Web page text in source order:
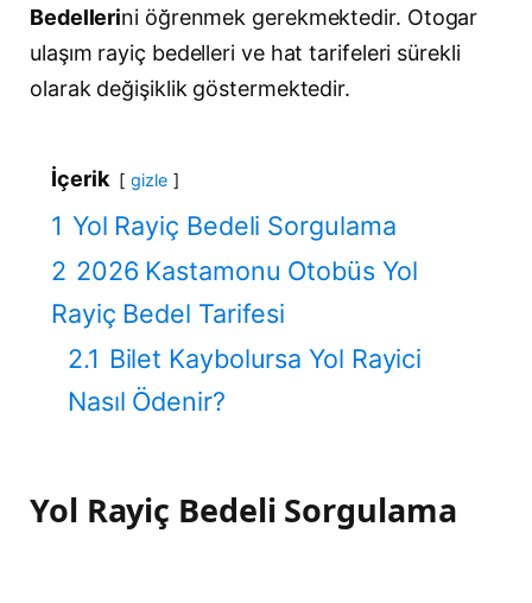
Bedellerini öğrenmek gerekmektedir. Otogar
ulaşım rayiç bedelleri ve hat tarifeleri sürekli
olarak değişiklik göstermektedir.
İçerik gizle
1 Yol Rayiç Bedeli Sorgulama
2 2026 Kastamonu Otobüs Yol
Rayiç Bedel Tarifesi
2.1 Bilet Kaybolursa Yol Rayici
Nasıl Ödenir?
Yol Rayiç Bedeli Sorgulama